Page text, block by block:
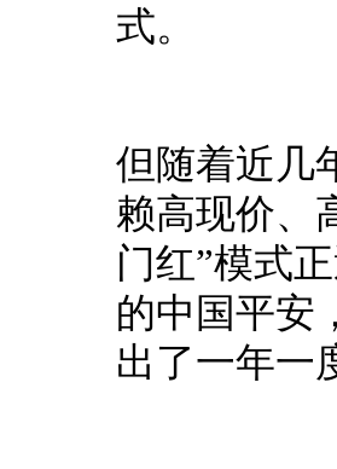
式。
但随着近几
赖高现价、
门红”模式
的中国平安
出了一年一